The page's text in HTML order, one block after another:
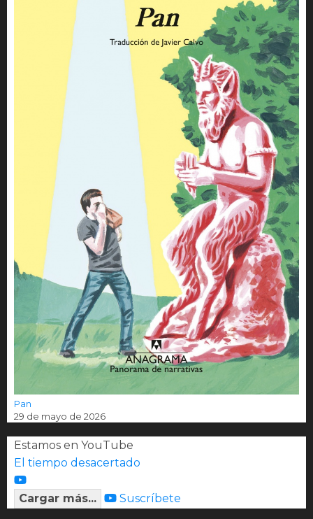
Pan
29 de mayo de 2026
Estamos en YouTube
El tiempo desacertado
Cargar más... Suscríbete